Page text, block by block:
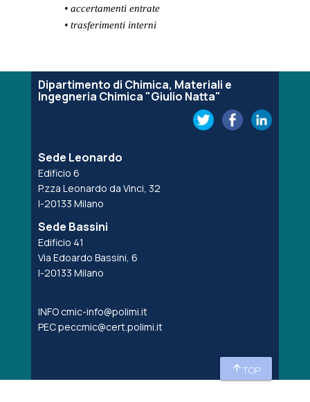
• accertamenti entrate
• trasferimenti interni
Dipartimento di Chimica, Materiali e
Ingegneria Chimica "Giulio Natta"
Sede Leonardo
Edificio 6
P.zza Leonardo da Vinci, 32
I-20133 Milano
Sede Bassini
Edificio 41
Via Edoardo Bassini, 6
I-20133 Milano
INFO cmic-info@polimi.it
PECpeccmic@cert.polimi.it
arrow_upwardTOP